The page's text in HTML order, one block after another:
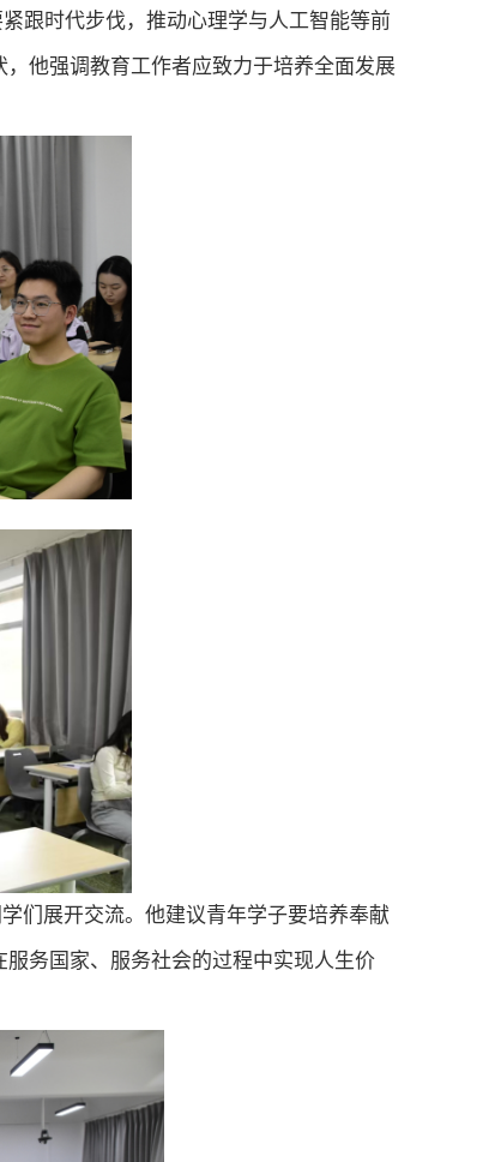
跟时代步伐，推动心理学与人工智能等前
，他强调教育工作者应致力于培养全面发展
们展开交流。他建议青年学子要培养奉献
服务 国家、服务社会的过程中实现人生价